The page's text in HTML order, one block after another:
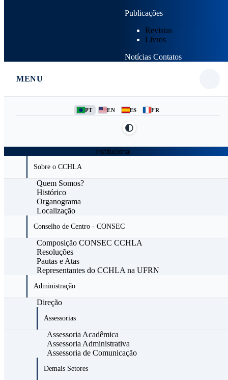
Publicações
Revistas
Livros
Notícias Contatos
MENU
PT EN ES FR
Institucional
Sobre o CCHLA
Quem Somos?
Histórico
Organograma
Localização
Conselho de Centro - CONSEC
Composição CONSEC CCHLA
Resoluções
Pautas e Atas
Representantes do CCHLA na UFRN
Administração
Direção
Assessorias
Assessoria Acadêmica
Assessoria Administrativa
Assessoria de Comunicação
Demais Setores